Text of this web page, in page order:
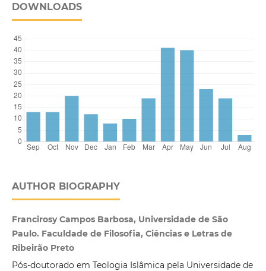
DOWNLOADS
AUTHOR BIOGRAPHY
Francirosy Campos Barbosa, Universidade de São
Paulo. Faculdade de Filosofia, Ciências e Letras de
Ribeirão Preto
Pós-doutorado em Teologia Islâmica pela Universidade de